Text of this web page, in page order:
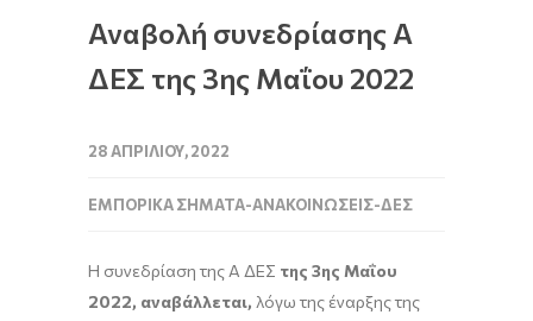
Αναβολή συνεδρίασης A
ΔΕΣ της 3ης Μαΐου 2022
28 ΑΠΡΙΛΊΟΥ, 2022
ΕΜΠΟΡΙΚΆ ΣΉΜΑΤΑ-ΑΝΑΚΟΙΝΏΣΕΙΣ-ΔΕΣ
H συνεδρίαση της A ΔΕΣ της 3ης Μαΐου
2022, αναβάλλεται, λόγω της έναρξης της